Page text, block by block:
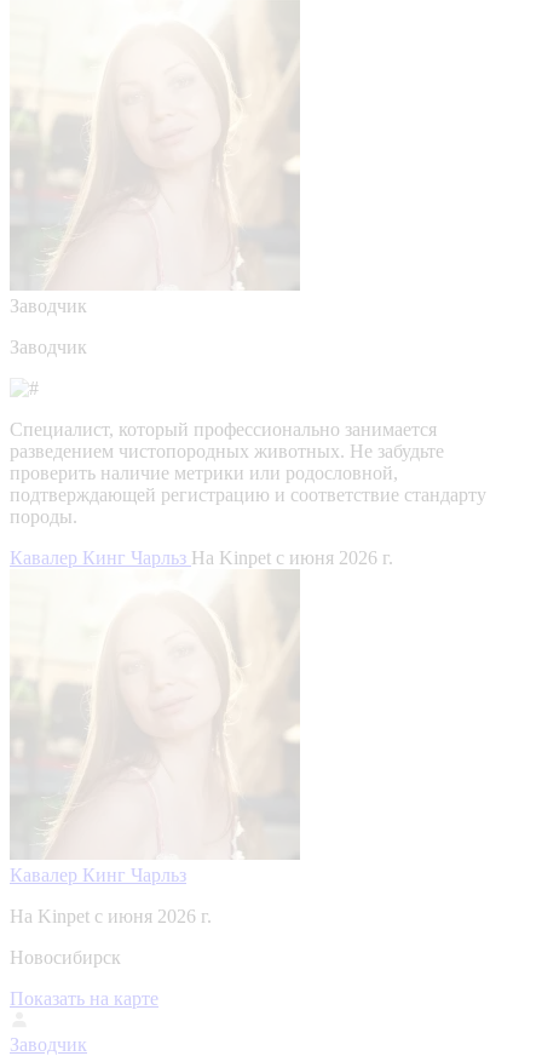
Заводчик
Заводчик
Специалист, который профессионально занимается
разведением чистопородных животных. Не забудьте
проверить наличие метрики или родословной,
подтверждающей регистрацию и соответствие стандарту
породы.
Кавалер Кинг Чарльз На Kinpet c июня 2026 г.
Кавалер Кинг Чарльз
На Kinpet c июня 2026 г.
Новосибирск
Показать на карте
Заводчик